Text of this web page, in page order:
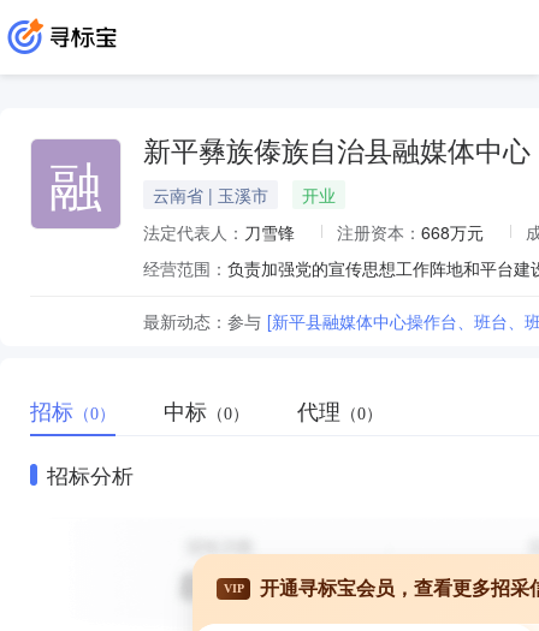
融 新平彝族傣族自治县融媒体中心
云南省 | 玉溪市
开业
法定代表人： 刀雪锋 注册资本： 668万元
经营范围：
最新动态： 参与 [新平县融媒体中心操作台、班台、
招标 （0） 中标 （0） 代理 （0）
招标分析
VIP 开通寻标宝会员，查看更多招采